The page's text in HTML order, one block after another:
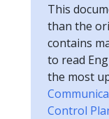
This
than the
contains
to read
the most
Control